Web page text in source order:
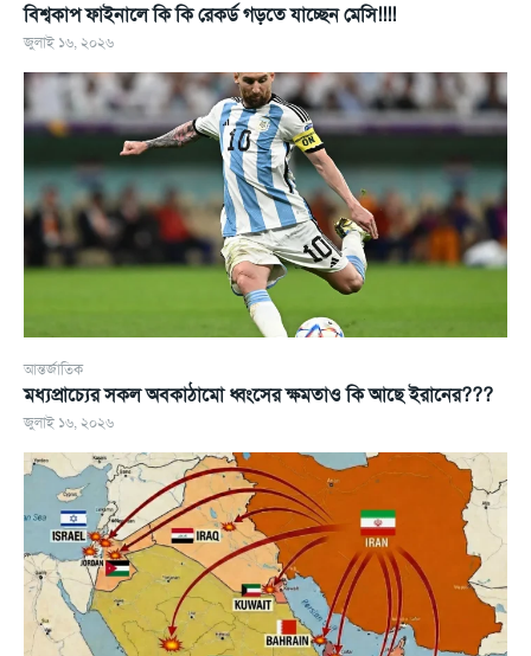
বিশ্বকাপ ফাইনালে কি কি রেকর্ড গড়তে যাচ্ছেন মেসি!!!!
জুলাই ১৬, ২০২৬
আন্তর্জাতিক
মধ্যপ্রাচ্যের সকল অবকাঠামো ধ্বংসের ক্ষমতাও কি আছে ইরানের???
জুলাই ১৬, ২০২৬